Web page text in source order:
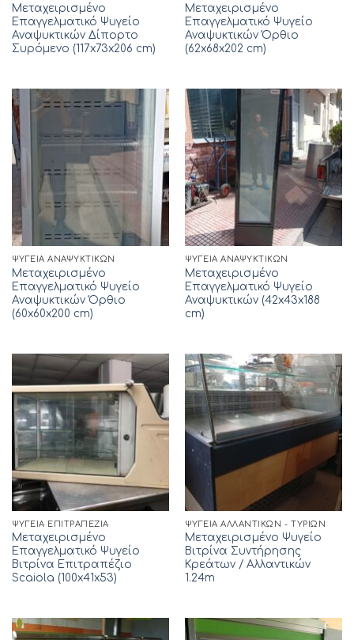
Μεταχειρισμένο
Επαγγελματικό Ψυγείο
Αναψυκτικών Δίπορτο
Συρόμενο (117x73x206 cm)
Μεταχειρισμένο
Επαγγελματικό Ψυγείο
Αναψυκτικών Όρθιο
(62x68x202 cm)
ΨΥΓΕΊΑ ΑΝΑΨΥΚΤΙΚΏΝ
Μεταχειρισμένο
Επαγγελματικό Ψυγείο
Αναψυκτικών Όρθιο
(60x60x200 cm)
ΨΥΓΕΊΑ ΑΝΑΨΥΚΤΙΚΏΝ
Μεταχειρισμένο
Επαγγελματικό Ψυγείο
Αναψυκτικών (42x43x188
cm)
ΨΥΓΕΊΑ ΕΠΙΤΡΑΠΈΖΙΑ
Μεταχειρισμένο
Επαγγελματικό Ψυγείο
Βιτρίνα Επιτραπέζιο
Scaiola (100x41x53)
ΨΥΓΕΊΑ ΑΛΛΑΝΤΙΚΏΝ - ΤΥΡΙΏΝ
Μεταχειρισμένο Ψυγείο
Βιτρίνα Συντήρησης
Κρεάτων / Αλλαντικών
1.24m